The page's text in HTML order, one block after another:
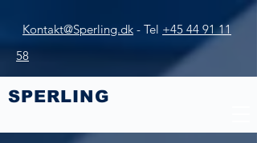
SPERLING​
Kontakt@Sperling.dk - Tel +45 44 91 11
58